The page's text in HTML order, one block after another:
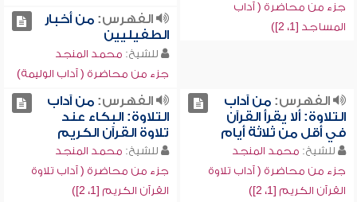
جزء من محاضرة ( آداب
المساجد [1، 2])
الفهرس:من أخبار
الطفيليين
للشيخ: محمد المنجد
جزء من محاضرة ( آداب الوليمة)
الفهرس:من آداب
التلاوة: ألا يقرأ القرآن
في أقل من ثلاثة أيام
للشيخ: محمد المنجد
جزء من محاضرة ( آداب تلاوة
القرآن الكريم [1، 2])
الفهرس:من آداب
التلاوة: البكاء عند
تلاوة القرآن الكريم
للشيخ: محمد المنجد
جزء من محاضرة ( آداب تلاوة
القرآن الكريم [1، 2])